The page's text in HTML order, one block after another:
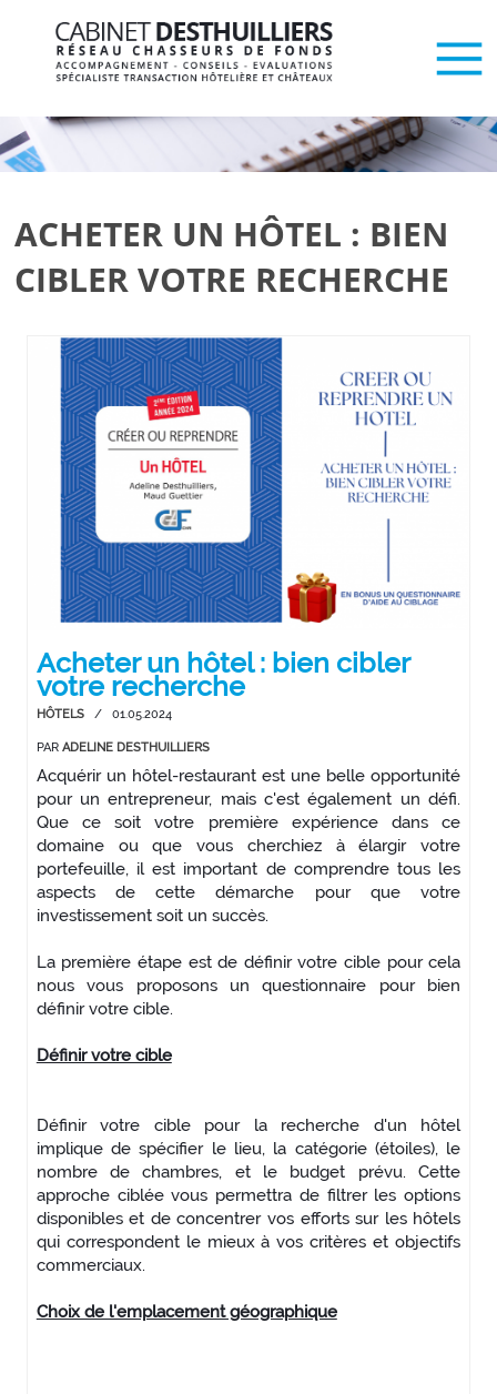
ACHETER UN HÔTEL : BIEN
CIBLER VOTRE RECHERCHE
Acheter un hôtel : bien cibler
votre recherche
HÔTELS / 01.05.2024
PAR ADELINE DESTHUILLIERS
Acquérir un hôtel-restaurant est une belle opportunité
pour un entrepreneur, mais c'est également un défi.
Que ce soit votre première expérience dans ce
domaine ou que vous cherchiez à élargir votre
portefeuille, il est important de comprendre tous les
aspects de cette démarche pour que votre
investissement soit un succès.
La première étape est de définir votre cible pour cela
nous vous proposons un questionnaire pour bien
définir votre cible.
Définir votre cible
Définir votre cible pour la recherche d'un hôtel
implique de spécifier le lieu, la catégorie (étoiles), le
nombre de chambres, et le budget prévu. Cette
approche ciblée vous permettra de filtrer les options
disponibles et de concentrer vos efforts sur les hôtels
qui correspondent le mieux à vos critères et objectifs
commerciaux.
Choix de l'emplacement géographique